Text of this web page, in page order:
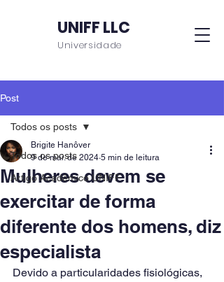
UNIFF LLC
Universidade
Post
Todos os posts
Artigo Acadêmico UNIFF
Todos os posts
Mulheres devem se
exercitar de forma
diferente dos homens, diz
especialista
Brigite Hanôver
9 de mai. de 2024 5 min de leitura
Devido a particularidades fisiológicas,